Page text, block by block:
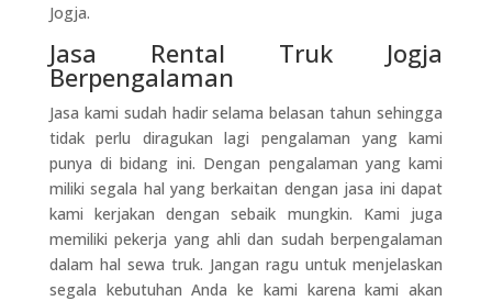
Jogja.
Jasa Rental Truk Jogja
Berpengalaman
Jasa kami sudah hadir selama belasan tahun sehingga
tidak perlu diragukan lagi pengalaman yang kami
punya di bidang ini. Dengan pengalaman yang kami
miliki segala hal yang berkaitan dengan jasa ini dapat
kami kerjakan dengan sebaik mungkin. Kami juga
memiliki pekerja yang ahli dan sudah berpengalaman
dalam hal sewa truk. Jangan ragu untuk menjelaskan
segala kebutuhan Anda ke kami karena kami akan